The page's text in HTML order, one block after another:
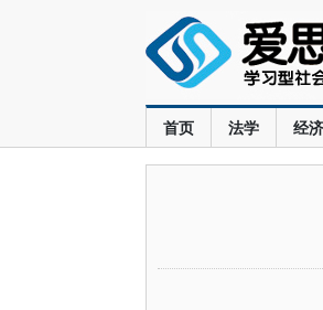
首页 法学 经